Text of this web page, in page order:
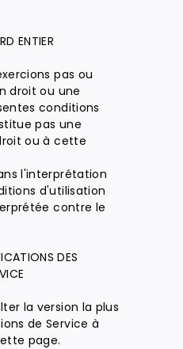
ENTIER
pas ou
droit ou une
conditions
pas une
ou à cette
l'interprétation
d'utilisation
contre le
DES
la version la plus
de Service à
page.